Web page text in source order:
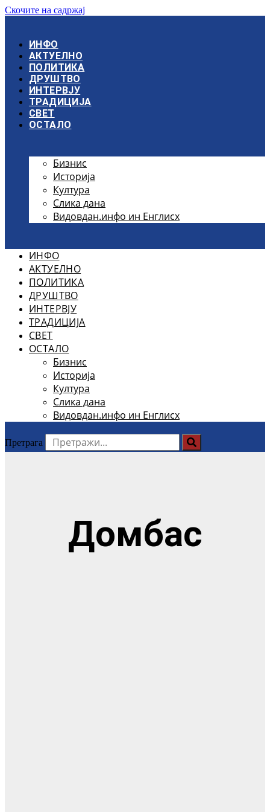
Скочите на садржај
ИНФО
АКТУЕЛНО
ПОЛИТИКА
ДРУШТВО
ИНТЕРВЈУ
ТРАДИЦИЈА
СВЕТ
ОСТАЛО
Бизнис
Историја
Култура
Слика дана
Видовдан.инфо ин Енглисх
ИНФО
АКТУЕЛНО
ПОЛИТИКА
ДРУШТВО
ИНТЕРВЈУ
ТРАДИЦИЈА
СВЕТ
ОСТАЛО
Бизнис
Историја
Култура
Слика дана
Видовдан.инфо ин Енглисх
Претрага
Домбас